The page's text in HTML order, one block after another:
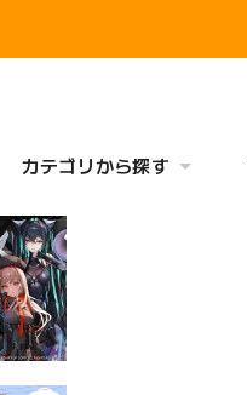
カテゴリから探す